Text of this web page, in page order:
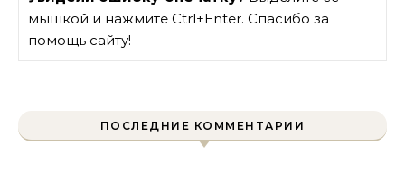
мышкой и нажмите Ctrl+Enter. Спасибо за
помощь сайту!
ПОСЛЕДНИЕ КОММЕНТАРИИ